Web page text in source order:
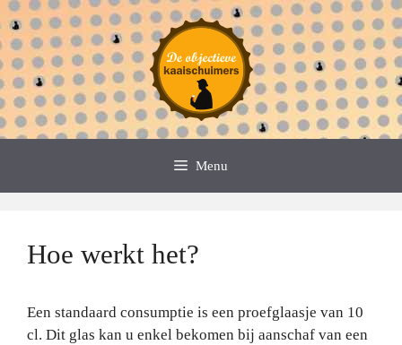
Spring
naar
de
inhoud
Menu
Hoe werkt het?
Een standaard consumptie is een proefglaasje van 10
cl. Dit glas kan u enkel bekomen bij aanschaf van een